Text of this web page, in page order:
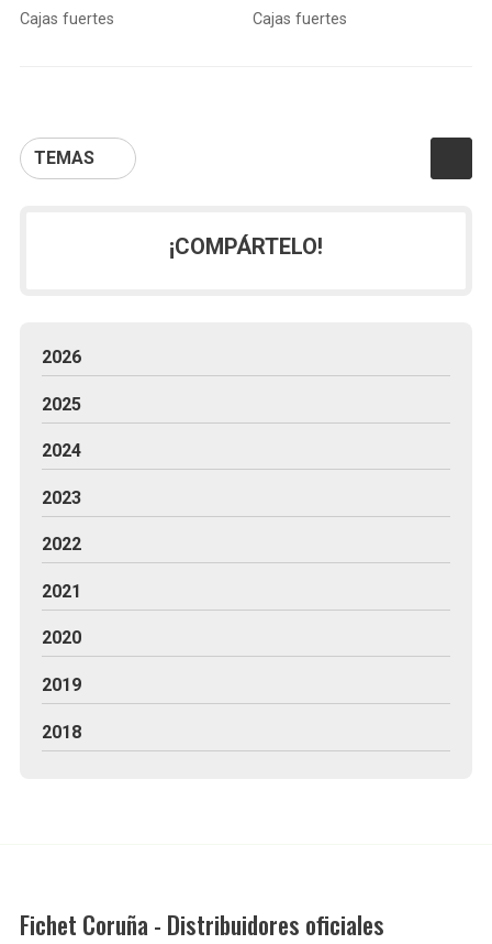
TEMAS
Cajas fuertes
de Fichet?
Cajas fuertes
¡COMPÁRTELO!
2026
2025
2024
2023
2022
2021
2020
2019
2018
Fichet Coruña - Distribuidores oficiales